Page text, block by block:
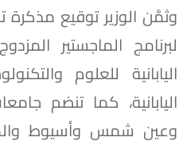
وثمَّن الوزير توقيع مذكرة
لبرنامج الماجستير
اليابانية للعلوم
اليابانية، كما تنضم
وعين شمس وأسيوط